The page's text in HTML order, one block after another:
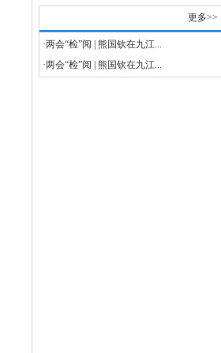
更多>>
·两会“检”阅 | 熊国钦在九江...
·两会“检”阅 | 熊国钦在九江...